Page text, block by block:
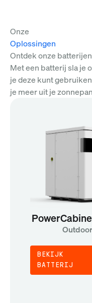
Onze
Oplossingen
Ontdek onze batterijen
Met een batterij sla je
je deze kunt
je meer uit je
Outdoor
BEKIJK
BATTERIJ